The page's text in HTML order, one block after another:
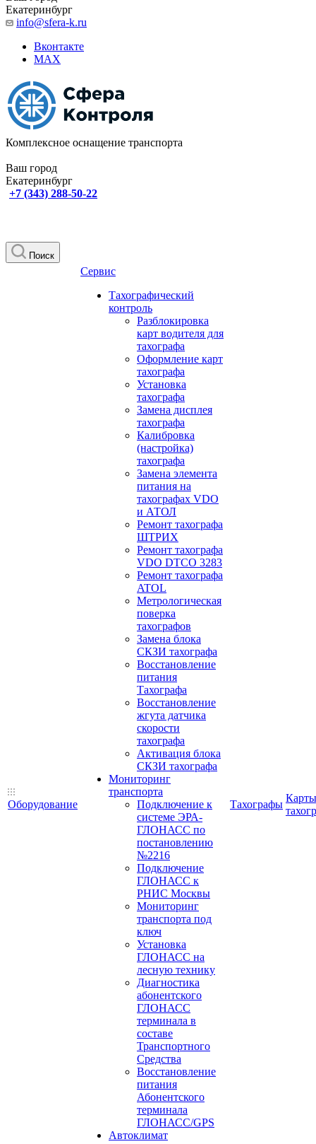
Екатеринбург
info@sfera-k.ru
Вконтакте
MAX
Комплексное оснащение транспорта
Ваш город
Екатеринбург
+7 (343) 288-50-22
Поиск
Оборудование
Сервис
Тахографический
контроль
Разблокировка
карт водителя для
тахографа
Оформление карт
тахографа
Установка
тахографа
Замена дисплея
тахографа
Калибровка
(настройка)
тахографа
Замена элемента
питания на
тахографах VDO
и АТОЛ
Ремонт тахографа
ШТРИХ
Ремонт тахографа
VDO DTCO 3283
Ремонт тахографа
ATOL
Метрологическая
поверка
тахографов
Замена блока
СКЗИ тахографа
Восстановление
питания
Тахографа
Восстановление
жгута датчика
скорости
тахографа
Активация блока
СКЗИ тахографа
Мониторинг
транспорта
Подключение к
системе ЭРА-
ГЛОНАСС по
постановлению
№2216
Подключение
ГЛОНАСС к
РНИС Москвы
Мониторинг
транспорта под
ключ
Установка
ГЛОНАСС на
лесную технику
Диагностика
абонентского
ГЛОНАСС
терминала в
составе
Транспортного
Средства
Восстановление
питания
Абонентского
терминала
ГЛОНАСС/GPS
Автоклимат
Тахографы
Карты